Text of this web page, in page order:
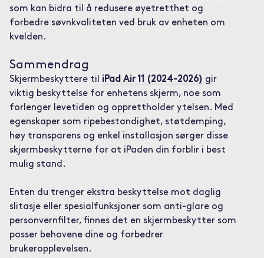
som kan bidra til å redusere øyetretthet og
forbedre søvnkvaliteten ved bruk av enheten om
kvelden.
Sammendrag
Skjermbeskyttere til iPad Air 11 (2024-2026) gir
viktig beskyttelse for enhetens skjerm, noe som
forlenger levetiden og opprettholder ytelsen. Med
egenskaper som ripebestandighet, støtdemping,
høy transparens og enkel installasjon sørger disse
skjermbeskytterne for at iPaden din forblir i best
mulig stand.
Enten du trenger ekstra beskyttelse mot daglig
slitasje eller spesialfunksjoner som anti-glare og
personvernfilter, finnes det en skjermbeskytter som
passer behovene dine og forbedrer
brukeropplevelsen.